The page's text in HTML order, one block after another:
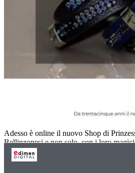
Adesso è online il nuovo Shop di
Bellinzonesi e non solo, con i loro